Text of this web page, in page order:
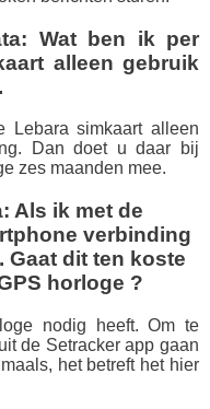
Wat ben ik per
alleen gebruik
simkaart alleen
Dan doet u daar bij
zes maanden mee.
Als ik met de
verbinding
Gaat dit ten koste
horloge ?
nodig heeft. Om te
de Setracker app gaan
het betreft het hier